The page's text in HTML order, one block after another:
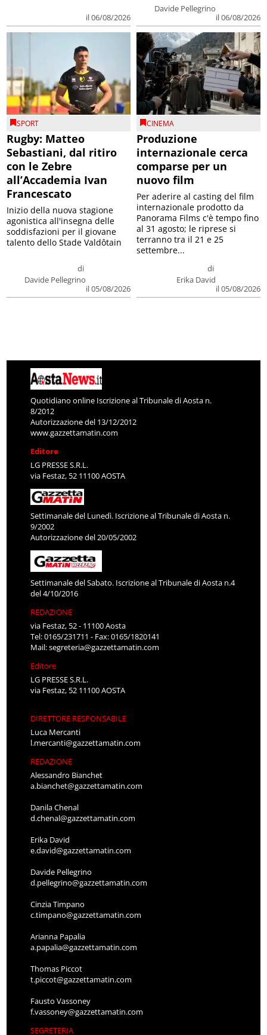
il 06/08/2026
Davide Pellegrino
il 06/08/2026
SPORT
Rugby: Matteo
Sebastiani, dal ritiro
con le Zebre
all’Accademia Ivan
Francescato
di
Davide Pellegrino
il 05/08/2026
Inizio della nuova stagione
agonistica all'insegna delle
soddisfazioni per il giovane
talento dello Stade Valdôtain
CINEMA
Produzione
internazionale cerca
comparse per un
nuovo film
di
Erika David
il 05/08/2026
Per aderire al casting del film
internazionale prodotto da
Panorama Films c'è tempo fino
al 31 agosto; le riprese si
terranno tra il 21 e 25
settembre...
Quotidiano online Iscrizione al Tribunale di Aosta n.
8/2012
Autorizzazione del 13/12/2012
www.gazzettamatin.com
Editore
LG PRESSE S.R.L.
via Festaz, 52 11100 AOSTA
Settimanale del Lunedì. Iscrizione al Tribunale di Aosta n.
9/2002
Autorizzazione del 20/05/2002
Settimanale del Sabato. Iscrizione al Tribunale di Aosta n.4
del 4/10/2016
REDAZIONE
via Festaz, 52 - 11100 Aosta
Tel: 0165/231711 - Fax: 0165/1820141
Mail:segreteria@gazzettamatin.com
Editore
LG PRESSE S.R.L.
via Festaz, 52 11100 AOSTA
DIRETTORE RESPONSABILE
Luca Mercanti
l.mercanti@gazzettamatin.com
REDAZIONE
Alessandro Bianchet
a.bianchet@gazzettamatin.com
Danila Chenal
d.chenal@gazzettamatin.com
Erika David
e.david@gazzettamatin.com
Davide Pellegrino
d.pellegrino@gazzettamatin.com
Cinzia Timpano
c.timpano@gazzettamatin.com
Arianna Papalia
a.papalia@gazzettamatin.com
Thomas Piccot
t.piccot@gazzettamatin.com
Fausto Vassoney
f.vassoney@gazzettamatin.com
SEGRETERIA